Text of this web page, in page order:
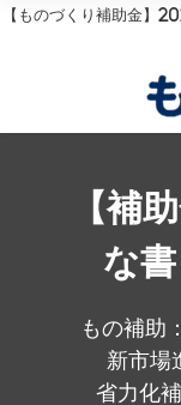
【ものづくり補助金】
【補
な
もの補助
新市場
省力化